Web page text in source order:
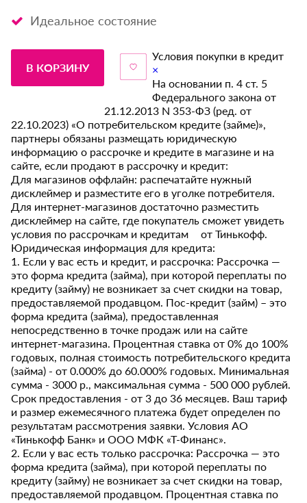
Идеальное состояние
В КОРЗИНУ
Условия покупки в кредит
×
На основании п. 4 ст. 5
Федерального закона от
21.12.2013 N 353-ФЗ (ред. от
22.10.2023) «О потребительском кредите (займе)»,
партнеры обязаны размещать юридическую
информацию о рассрочке и кредите в магазине и на
сайте, если продают в рассрочку и кредит:
Для магазинов оффлайн: распечатайте нужный
дисклеймер и разместите его в уголке потребителя.
Для интернет-магазинов достаточно разместить
дисклеймер на сайте, где покупатель сможет увидеть
условия по рассрочкам и кредитам от Тинькофф.
Юридическая информация для кредита:
1. Если у вас есть и кредит, и рассрочка: Рассрочка —
это форма кредита (займа), при которой переплаты по
кредиту (займу) не возникает за счет скидки на товар,
предоставляемой продавцом. Пос-кредит (займ) – это
форма кредита (займа), предоставленная
непосредственно в точке продаж или на сайте
интернет-магазина. Процентная ставка от 0% до 100%
годовых, полная стоимость потребительского кредита
(займа) - от 0.000% до 60.000% годовых. Минимальная
сумма - 3000 р., максимальная сумма - 500 000 рублей.
Срок предоставления - от 3 до 36 месяцев. Ваш тариф
и размер ежемесячного платежа будет определен по
результатам рассмотрения заявки. Условия АО
«Тинькофф Банк» и ООО МФК «Т-Финанс».
2. Если у вас есть только рассрочка: Рассрочка — это
форма кредита (займа), при которой переплаты по
кредиту (займу) не возникает за счет скидки на товар,
предоставляемой продавцом. Процентная ставка по